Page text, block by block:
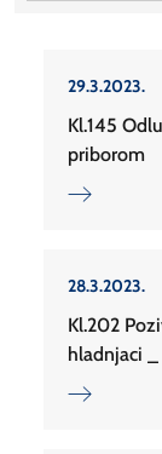
29.3.2023.
Kl.145
priborom
28.3.2023.
Kl.202
hladnjaci